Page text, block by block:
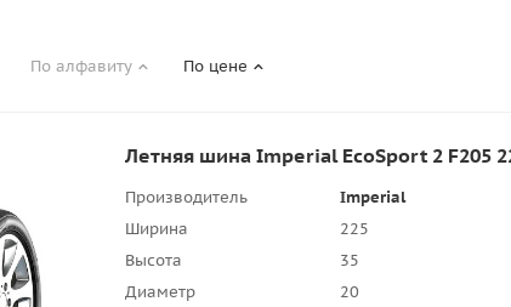
По алфавиту По цене
Летняя шина Imperial EcoSport 2 F205
Производитель
Imperial
Ширина
225
Высота
35
Диаметр
20